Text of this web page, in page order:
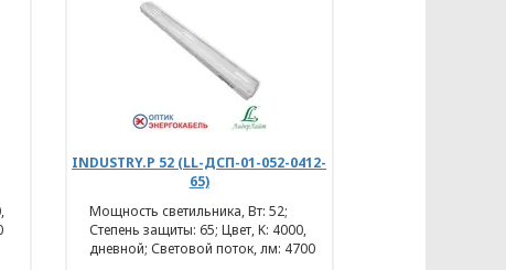
INDUSTRY.Р 52 (LL-ДСП-01-052-0412-
65)
Мощность светильника, Вт: 52;
Степень защиты: 65; Цвет, K: 4000,
дневной; Световой поток, лм: 4700